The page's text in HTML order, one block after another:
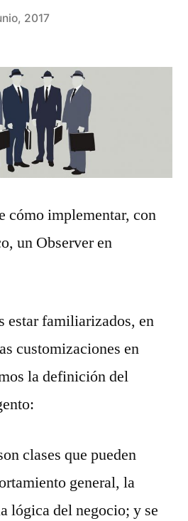
2017
cómo implementar, con
un Observer en
estar familiarizados, en
customizaciones en
la definición del
clases que pueden
general, la
lógica del negocio; y se